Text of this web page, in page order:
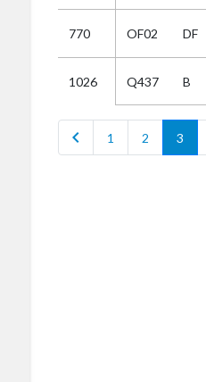
770 OF02 DF
1026 Q437 B
chevron_left 1 2 3